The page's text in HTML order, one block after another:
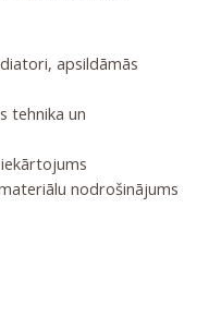
apsildāmās
tehnika un
nodrošinājums